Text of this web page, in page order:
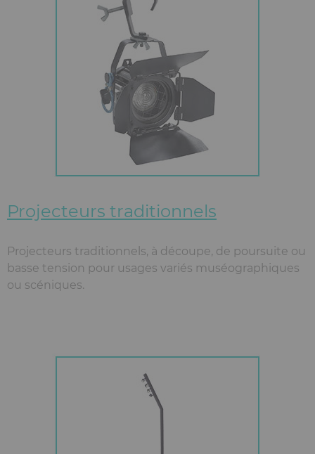
Projecteurs traditionnels
Projecteurs traditionnels, à découpe, de poursuite ou
basse tension pour usages variés muséographiques
ou scéniques.